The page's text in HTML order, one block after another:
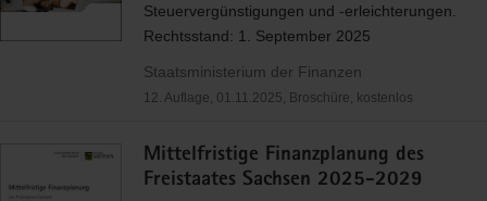
Steuervergünstigungen und -erleichterungen.
Rechtsstand: 1. September 2025
Staatsministerium der Finanzen
12. Auflage, 01.11.2025, Broschüre, kostenlos
Mittelfristige Finanzplanung des
Freistaates Sachsen 2025-2029